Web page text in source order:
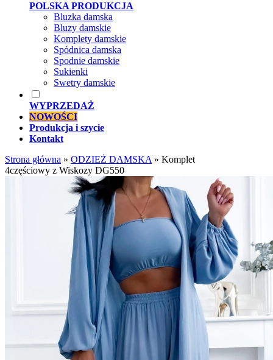
POLSKA PRODUKCJA
Bluzka damska
Bluzy damskie
Komplety damskie
Spódnica damska
Spodnie damskie
Sukienki
Swetry damskie
WYPRZEDAŻ
NOWOŚCI
Produkcja i szycie
Kontakt
Strona główna » ODZIEŻ DAMSKA » Komplet
4częściowy z Wiskozy DG550